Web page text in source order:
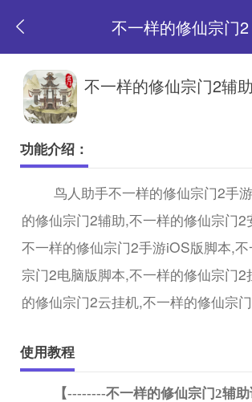
不一样的修仙宗门2
返
页
不一样的修仙宗门2辅助
功能介绍：
鸟人助手不一样的修仙宗门2手
的修仙宗门2辅助,不一样的修仙宗门2
不一样的修仙宗门2手游iOS版脚本,
宗门2电脑版脚本,不一样的修仙宗门2
的修仙宗门2云挂机,不一样的修仙宗
使用教程
【--------不一样的修仙宗门2辅